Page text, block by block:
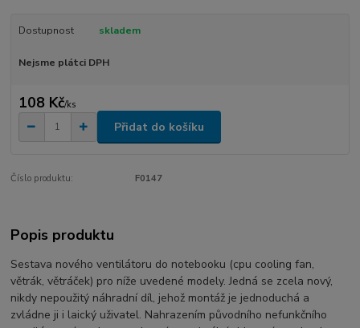
Dostupnost skladem
Nejsme plátci DPH
108 Kč/ks
Přidat do košíku
Číslo produktu: F0147
Popis produktu
Sestava nového ventilátoru do notebooku (cpu cooling fan,
větrák, větráček) pro níže uvedené modely. Jedná se zcela nový,
nikdy nepoužitý náhradní díl, jehož montáž je jednoduchá a
zvládne ji i laický uživatel. Nahrazením původního nefunkčního